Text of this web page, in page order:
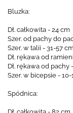
Bluzka:
Dł. całkowita - 24 cm
Szer. od pachy do
Szer. w talii - 31-57 cm
Dł. rękawa od
Dł. rękawa od pachy
Szer. w bicepsie - 10-
Spódnica: